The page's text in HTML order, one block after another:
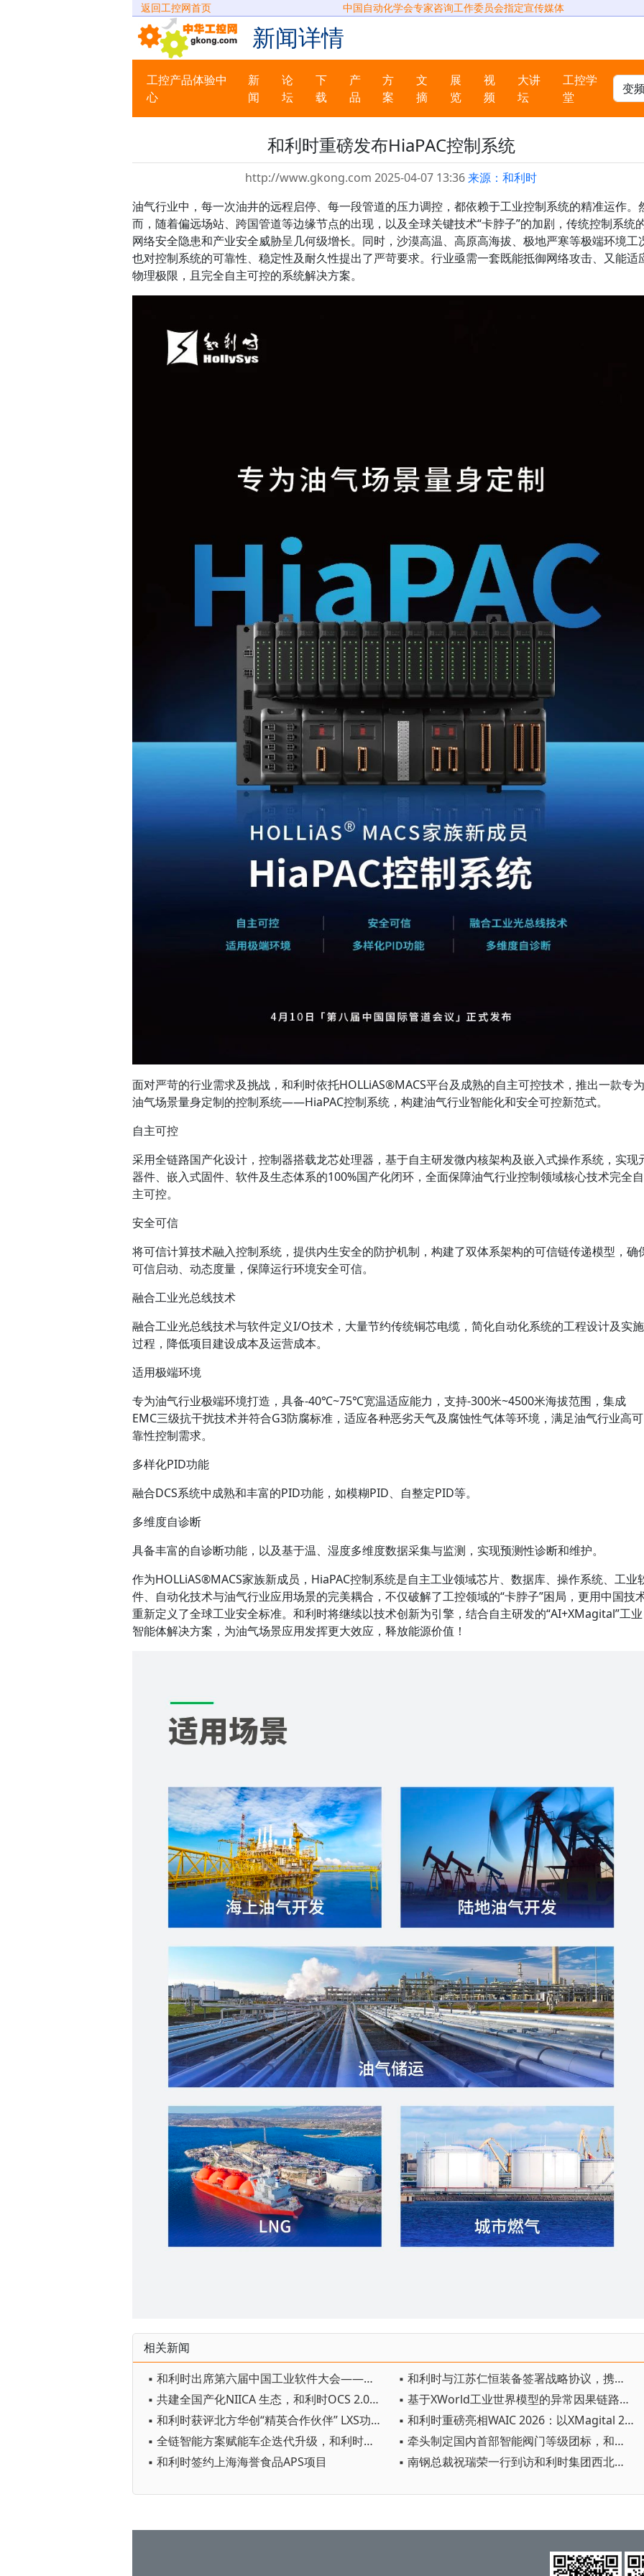
返回工控网首页 中国自动化学会专家咨询工作委员会指定宣传媒体
新闻详情
工控产品体验中
心
新
闻
论
坛
下
载
产
品
方
案
文
摘
展
览
视
频
大讲
坛
工控学
堂
和利时重磅发布HiaPAC控制系统
http://www.gkong.com 2025-04-07 13:36来源：和利时
油气行业中，每一次油井的远程启停、每一段管道的压力调控，都依赖于工业控制系统的精准运作。
而，随着偏远场站、跨国管道等边缘节点的出现，以及全球关键技术“卡脖子”的加剧，传统控制系统
网络安全隐患和产业安全威胁呈几何级增长。同时，沙漠高温、高原高海拔、极地严寒等极端环境工
也对控制系统的可靠性、稳定性及耐久性提出了严苛要求。行业亟需一套既能抵御网络攻击、又能适
物理极限，且完全自主可控的系统解决方案。
面对严苛的行业需求及挑战，和利时依托HOLLiAS®MACS平台及成熟的自主可控技术，推出一款专为
油气场景量身定制的控制系统——HiaPAC控制系统，构建油气行业智能化和安全可控新范式。
自主可控
采用全链路国产化设计，控制器搭载龙芯处理器，基于自主研发微内核架构及嵌入式操作系统，实现
器件、嵌入式固件、软件及生态体系的100%国产化闭环，全面保障油气行业控制领域核心技术完全自
主可控。
安全可信
将可信计算技术融入控制系统，提供内生安全的防护机制，构建了双体系架构的可信链传递模型，确
可信启动、动态度量，保障运行环境安全可信。
融合工业光总线技术
融合工业光总线技术与软件定义I/O技术，大量节约传统铜芯电缆，简化自动化系统的工程设计及实施
过程，降低项目建设成本及运营成本。
适用极端环境
专为油气行业极端环境打造，具备-40℃~75℃宽温适应能力，支持-300米~4500米海拔范围，集成
EMC三级抗干扰技术并符合G3防腐标准，适应各种恶劣天气及腐蚀性气体等环境，满足油气行业高可
靠性控制需求。
多样化PID功能
融合DCS系统中成熟和丰富的PID功能，如模糊PID、自整定PID等。
多维度自诊断
具备丰富的自诊断功能，以及基于温、湿度多维度数据采集与监测，实现预测性诊断和维护。
作为HOLLiAS®MACS家族新成员，HiaPAC控制系统是自主工业领域芯片、数据库、操作系统、工业
件、自动化技术与油气行业应用场景的完美耦合，不仅破解了工控领域的“卡脖子”困局，更用中国技
重新定义了全球工业安全标准。和利时将继续以技术创新为引擎，结合自主研发的“AI+XMagital”工业
智能体解决方案，为油气场景应用发挥更大效应，释放能源价值！
相关新闻
▪ 和利时出席第六届中国工业软件大会——以数据知识双轮驱动赋能工业AI革新
▪ 和利时与江苏仁恒装备签署战略协议，携手赋能造纸行业高质量发展
▪ 共建全国产化NIICA 生态，和利时OCS 2.0完成多厂商兼容认证
▪ 基于XWorld工业世界模型的异常因果链路智能追溯
▪ 和利时获评北方华创“精英合作伙伴” LXS功能安全PLC 护航半导体装备国产化
▪ 和利时重磅亮相WAIC 2026：以XMagital 2.0，打造“自由定义、自主运行”的智能工厂
▪ 全链智能方案赋能车企迭代升级，和利时精彩亮相“AMTS 2026”
▪ 牵头制定国内首部智能阀门等级团标，和利时重新定义“智能”新赛道
▪ 和利时签约上海海誉食品APS项目
▪ 南钢总裁祝瑞荣一行到访和利时集团西北总部基地